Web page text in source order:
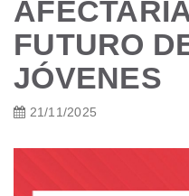
FUTURO
JÓVENES
21/11/2025